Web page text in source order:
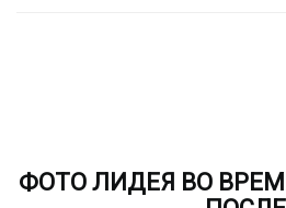
ФОТО ЛИДЕЯ ВО